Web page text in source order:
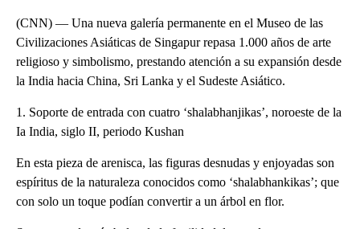
(CNN) — Una nueva galería permanente en el Museo de las
Civilizaciones Asiáticas de Singapur repasa 1.000 años de arte
religioso y simbolismo, prestando atención a su expansión desde
la India hacia China, Sri Lanka y el Sudeste Asiático.
1. Soporte de entrada con cuatro ‘shalabhanjikas’, noroeste de la
Ia India, siglo II, periodo Kushan
En esta pieza de arenisca, las figuras desnudas y enjoyadas son
espíritus de la naturaleza conocidos como ‘shalabhankikas’; que
con solo un toque podían convertir a un árbol en flor.